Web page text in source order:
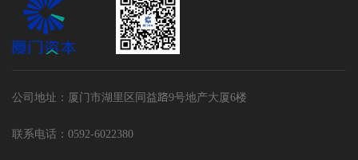
公司地址：厦门市湖里区同益路9号地产大厦6楼
联系电话：0592-6022380